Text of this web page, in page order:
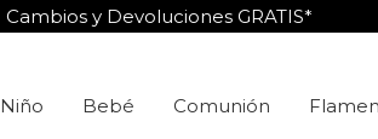
Cambios y Devoluciones GRATIS*
Niño Bebé Comunión